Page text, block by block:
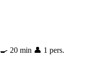
🍳 20 min 👤 1 pers.